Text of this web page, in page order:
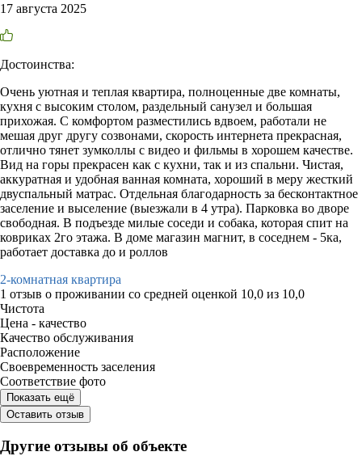
17 августа 2025
Достоинства:
Очень уютная и теплая квартира, полноценные две комнаты,
кухня с высоким столом, раздельный санузел и большая
прихожая. С комфортом разместились вдвоем, работали не
мешая друг другу созвонами, скорость интернета прекрасная,
отлично тянет зумколлы с видео и фильмы в хорошем качестве.
Вид на горы прекрасен как с кухни, так и из спальни. Чистая,
аккуратная и удобная ванная комната, хороший в меру жесткий
двуспальный матрас. Отдельная благодарность за бесконтактное
заселение и выселение (выезжали в 4 утра). Парковка во дворе
свободная. В подъезде милые соседи и собака, которая спит на
ковриках 2го этажа. В доме магазин магнит, в соседнем - 5ка,
работает доставка до и роллов
2-комнатная квартира
1 отзыв о проживании со средней оценкой 10,0 из 10,0
Чистота
Цена - качество
Качество обслуживания
Расположение
Своевременность заселения
Соответствие фото
Показать ещё
Оставить отзыв
Другие отзывы об объекте